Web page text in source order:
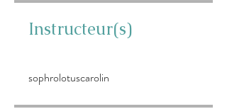
Instructeur(s)
sophrolotuscarolin